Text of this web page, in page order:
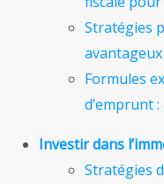
Stratégies
avantageux
Formules
d’emprunt
Investir dans
Stratégies